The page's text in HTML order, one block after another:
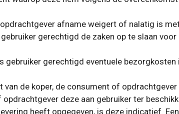
afname weigert of nalatig is
gerechtigd de zaken op te slaan
gebruiker gerechtigd eventuele bezorgkosten
van de koper, de consument of
deze aan gebruiker ter
heeft opgegeven, is deze indicatief.